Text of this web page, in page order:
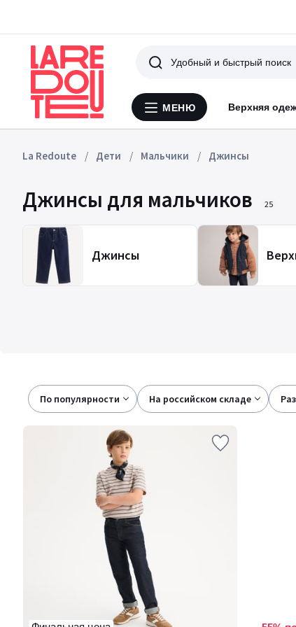
Меню
МЕНЮ Верхняя
Поиск
La Redoute Дети Мальчики Джинсы
Джинсы для мальчиков 25
Джинсы
По популярности
на российском складе